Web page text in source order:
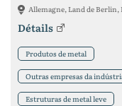
Allemagne, Land de Berlin,
Détails
Produtos de metal
Outras empresas da
Estruturas de metal leve